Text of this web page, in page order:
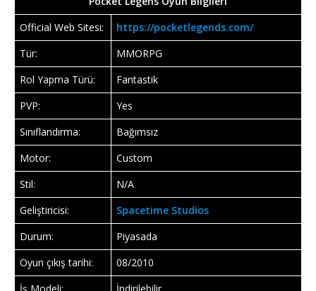
Official Web Sitesi:
https://pocketlegends.com/
Tür:
MMORPG
Rol Yapma Türü:
Fantastik
PVP:
Yes
Sınıflandırma:
Bağımsız
Motor:
Custom
Stil:
N/A
Geliştiricisi:
Spacetime Studios
Durum:
Piyasada
Oyun çıkış tarihi:
08/2010